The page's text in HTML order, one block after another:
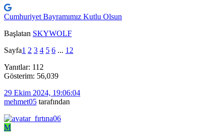
Cumhuriyet Bayramımız Kutlu Olsun
Başlatan SKYWOLF
Sayfa1 2 3 4 5 6 ... 12
Yanıtlar: 112
Gösterim: 56,039
29 Ekim 2024, 19:06:04
mehmet05 tarafından
M